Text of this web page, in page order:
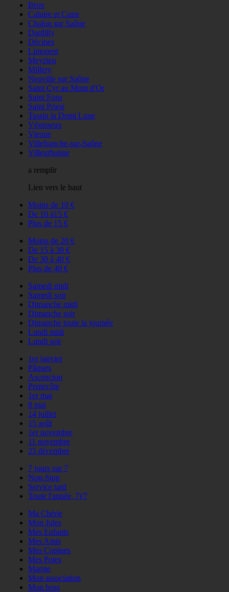
Bron
Caluire et Cuire
Chalon sur Saône
Dardilly
Décines
Limonest
Meyzieu
Millery
Neuville sur Saône
Saint Cyr au Mont d'Or
Saint Fons
Saint Priest
Tassin la Demi Lune
Vénisseux
Vienne
Villefranche-sur-Saône
Villeurbanne
a remplir
Lien vers le haut
Moins de 10 €
De 10 à15 €
Plus de 15 €
Moins de 20 €
De 15 à 30 €
De 30 à 40 €
Plus de 40 €
Samedi midi
Samedi soir
Dimanche midi
Dimanche soir
Dimanche toute la journée
Lundi midi
Lundi soir
1er janvier
Pâques
Ascencion
Pentecôte
1er mai
8 mai
14 juillet
15 août
1er novembre
11 novembre
25 décembre
7 jours sur 7
Non-Stop
Service tard
Toute l'année, 7j/7
Ma Chérie
Mon Jules
Mes Enfants
Mes Amis
Mes Copines
Mes Potes
Mamie
Mon association
Mon boss